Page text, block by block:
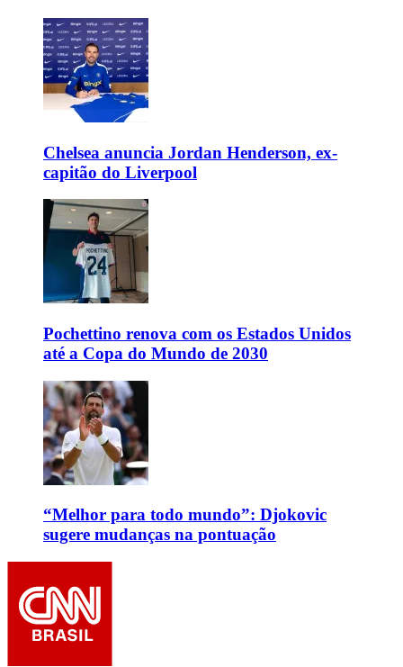
Chelsea anuncia Jordan Henderson, ex-
capitão do Liverpool
Pochettino renova com os Estados Unidos
até a Copa do Mundo de 2030
“Melhor para todo mundo”: Djokovic
sugere mudanças na pontuação